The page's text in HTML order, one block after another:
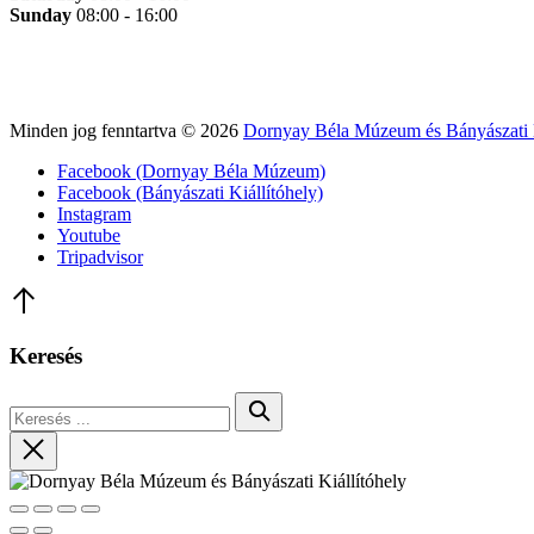
Sunday 08:00 - 16:00
Minden jog fenntartva © 2026 Dornyay Béla Múzeum és
Theme
FORQY
Facebook (Dornyay Béla Múzeum)
Facebook (Bányászati Kiállítóhely)
Instagram
Youtube
Tripadvisor
Keresés
Keresés
Close
CloseShareToggleZoom